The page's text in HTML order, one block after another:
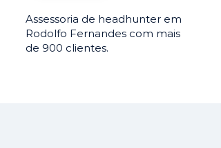
Assessoria de headhunter em
Rodolfo Fernandes com mais
de 900 clientes.